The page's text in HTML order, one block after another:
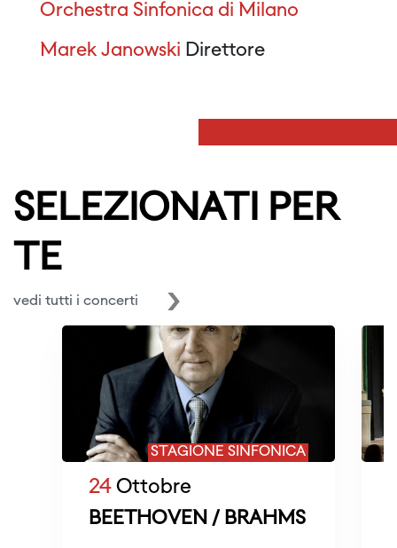
Orchestra Sinfonica di Milano
Marek Janowski Direttore
SELEZIONATI PER
TE
vedi tutti i concerti
STAGIONE SINFONICA
24 Ottobre
BEETHOVEN / BRAHMS